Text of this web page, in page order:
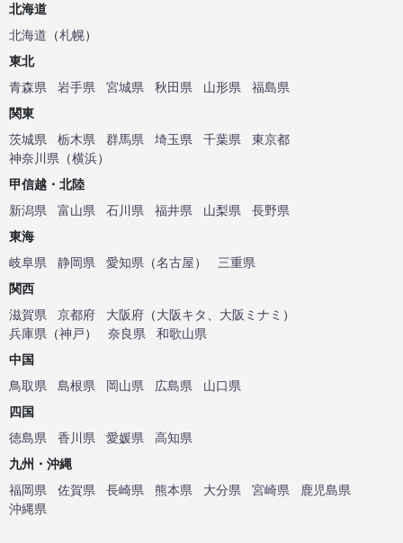
北海道
北海道 （札幌）
東北
青森県
岩手県 宮城県 秋田県 山形県
福島県
関東
茨城県
栃木県 群馬県 埼玉県 千葉県
東京都
神奈川県 （横浜）
甲信越・北陸
新潟県
富山県 石川県 福井県 山梨県
長野県
東海
岐阜県
静岡県 愛知県 （名古屋）
三重県
関西
滋賀県
京都府 大阪府 （大阪キタ 大阪ミナミ ）
兵庫県 （神戸） 奈良県
和歌山県
中国
鳥取県
島根県 岡山県 広島県
山口県
四国
徳島県
香川県 愛媛県
高知県
九州・沖縄
福岡県
佐賀県 長崎県 熊本県 大分県 宮崎県
鹿児島県
沖縄県